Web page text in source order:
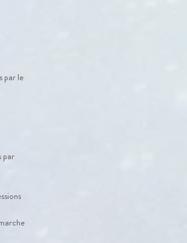
par le
par